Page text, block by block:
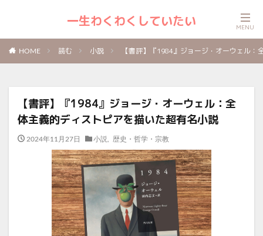
一生わくわくしていたい
HOME 読む 小説 【書評】『1984』ジョージ・オーウェル
【書評】『1984』ジョージ・オーウェル：全
体主義的ディストピアを描いた超有名小説
2024年11月27日 小説 歴史・哲学・宗教